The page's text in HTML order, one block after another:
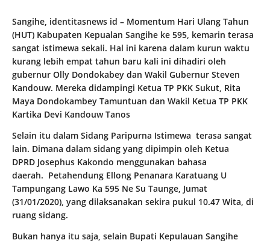
Sangihe, identitasnews id – Momentum Hari Ulang Tahun
(HUT) Kabupaten Kepualan Sangihe ke 595, kemarin terasa
sangat istimewa sekali. Hal ini karena dalam kurun waktu
kurang lebih empat tahun baru kali ini dihadiri oleh
gubernur Olly Dondokabey dan Wakil Gubernur Steven
Kandouw. Mereka didampingi Ketua TP PKK Sukut, Rita
Maya Dondokambey Tamuntuan dan Wakil Ketua TP PKK
Kartika Devi Kandouw Tanos
Selain itu dalam Sidang Paripurna Istimewa terasa sangat
lain. Dimana dalam sidang yang dipimpin oleh Ketua
DPRD Josephus Kakondo menggunakan bahasa
daerah. Petahendung Ellong Penanara Karatuang U
Tampungang Lawo Ka 595 Ne Su Taunge, Jumat
(31/01/2020), yang dilaksanakan sekira pukul 10.47 Wita, di
ruang sidang.
Bukan hanya itu saja, selain Bupati Kepulauan Sangihe